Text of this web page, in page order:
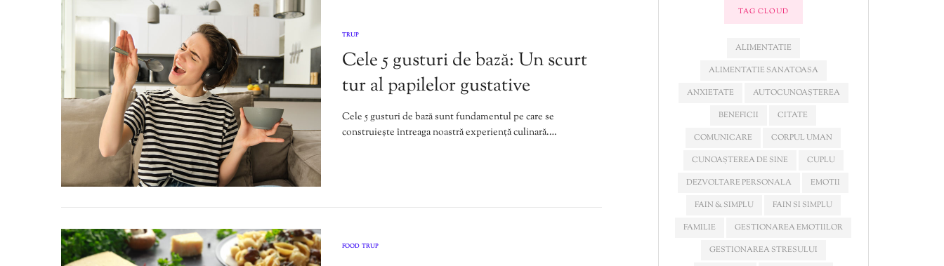
TRUP
Cele 5 gusturi de bază: Un scurt
tur al papilelor gustative
Cele 5 gusturi de bază sunt fundamentul pe care se
construiește întreaga noastră experiență culinară.…
FOOD TRUP
TAG CLOUD
ALIMENTATIE
ALIMENTATIE SANATOASA
ANXIETATE
AUTOCUNOAȘTEREA
BENEFICII
CITATE
COMUNICARE
CORPUL UMAN
CUNOAȘTEREA DE SINE
CUPLU
DEZVOLTARE PERSONALA
EMOTII
FAIN & SIMPLU
FAIN SI SIMPLU
FAMILIE
GESTIONAREA EMOTIILOR
GESTIONAREA STRESULUI